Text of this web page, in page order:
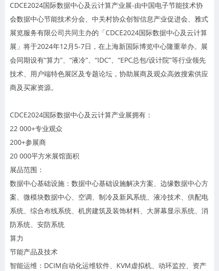
CDCE2024国际数据中心及云计算产业展-由中国电子节能技术协
会数据中心节能技术分会、中关村协众创智信息产业促进会、雅式
展览服务有限公司共同主办的「CDCE2024国际数据中心及云计算
展」将于2024年12月5-7日，在上海新国际博览中心隆重举办。展
会同期设有“算力”、“液冷”、“IDC”、“EPC总包/设计院”等行业领先
技术、用户端特色展区及专题论坛，协助展商及观众高效搜索供应
商及买家资源。
CDCE2024国际数据中心及云计算产业展拥有：
22 000+专业观众
200+参展商
20 000平方米展馆面积
展品范围：
数据中心基础设施：数据中心基础设施解决方案、边缘数据中心方
案、微模块数据中心、空调、制冷及新风系统、液冷技术、供配电
系统、综合布线系统、机房建筑及装饰材料、大屏幕显示系统、消
防系统、安防系统
算力
节能产品及技术
智能运维：DCIM自动化运维软件、KVM虚拟机、动环监控、资产